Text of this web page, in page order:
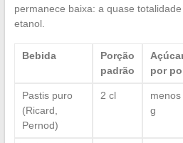
permanece baixa: a quase
etanol.
Bebida
Porção
padrão
por
Pastis puro
(Ricard,
Pernod)
2 cl
g